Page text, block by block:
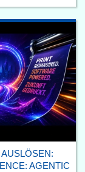
AGENTIC